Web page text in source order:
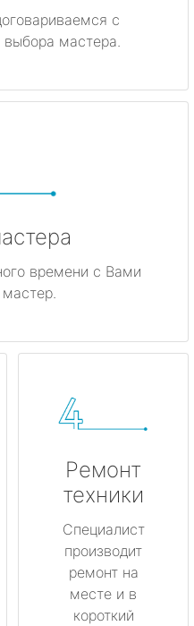
с
мастера.
времени с Вами
Ремонт
техники
Специалист
производит
ремонт на
месте и в
короткий